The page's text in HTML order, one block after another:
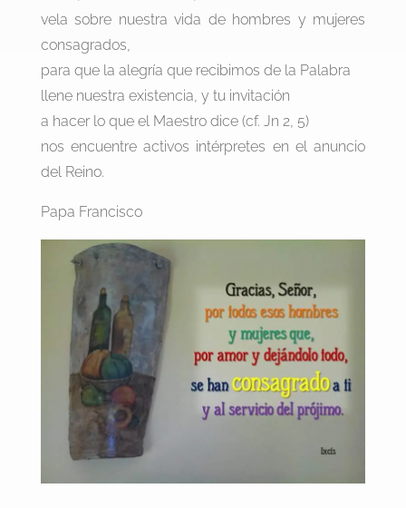
vela sobre nuestra vida de hombres y mujeres
consagrados,
para que la alegría que recibimos de la Palabra
llene nuestra existencia, y tu invitación
a hacer lo que el Maestro dice (cf. Jn 2, 5)
nos encuentre activos intérpretes en el anuncio
del Reino.
Papa Francisco